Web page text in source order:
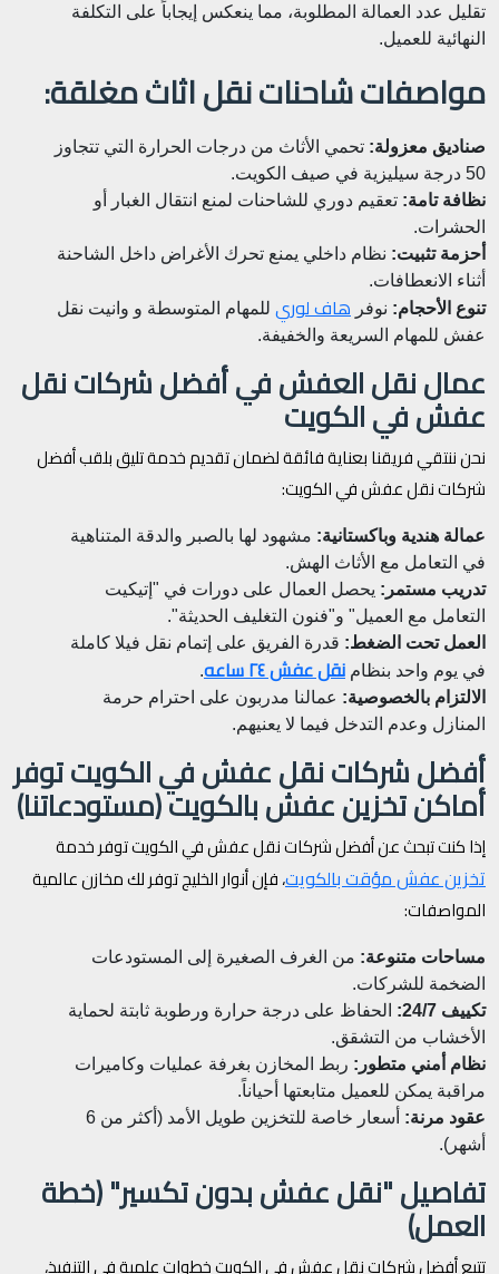
تقليل عدد العمالة المطلوبة، مما ينعكس إيجاباً على التكلفة
النهائية للعميل.
مواصفات شاحنات نقل اثاث مغلقة:
صناديق معزولة: تحمي الأثاث من درجات الحرارة التي تتجاوز
50 درجة سيليزية في صيف الكويت.
نظافة تامة: تعقيم دوري للشاحنات لمنع انتقال الغبار أو
الحشرات.
أحزمة تثبيت: نظام داخلي يمنع تحرك الأغراض داخل الشاحنة
أثناء الانعطافات.
تنوع الأحجام: نوفر هاف لوري للمهام المتوسطة و وانيت نقل
عفش للمهام السريعة والخفيفة.
عمال نقل العفش في أفضل شركات نقل
عفش في الكويت
نحن ننتقي فريقنا بعناية فائقة لضمان تقديم خدمة تليق بلقب أفضل
شركات نقل عفش في الكويت:
عمالة هندية وباكستانية: مشهود لها بالصبر والدقة المتناهية
في التعامل مع الأثاث الهش.
تدريب مستمر: يحصل العمال على دورات في "إتيكيت
التعامل مع العميل" و"فنون التغليف الحديثة".
العمل تحت الضغط: قدرة الفريق على إتمام نقل فيلا كاملة
في يوم واحد بنظام نقل عفش ٢٤ ساعه
.
الالتزام بالخصوصية: عمالنا مدربون على احترام حرمة
المنازل وعدم التدخل فيما لا يعنيهم.
أفضل شركات نقل عفش في الكويت توفر
أماكن تخزين عفش بالكويت (مستودعاتنا)
إذا كنت تبحث عن أفضل شركات نقل عفش في الكويت توفر خدمة
تخزين عفش مؤقت بالكويت، فإن أنوار الخليج توفر لك مخازن عالمية
المواصفات:
مساحات متنوعة: من الغرف الصغيرة إلى المستودعات
الضخمة للشركات.
تكييف 24/7:
الحفاظ على درجة حرارة ورطوبة ثابتة لحماية
الأخشاب من التشقق.
نظام أمني متطور: ربط المخازن بغرفة عمليات وكاميرات
مراقبة يمكن للعميل متابعتها أحياناً.
عقود مرنة:
أسعار خاصة للتخزين طويل الأمد (أكثر من 6
أشهر).
تفاصيل "نقل عفش بدون تكسير" (خطة
العمل)
تتبع أفضل شركات نقل عفش في الكويت خطوات علمية في التنفيذ،